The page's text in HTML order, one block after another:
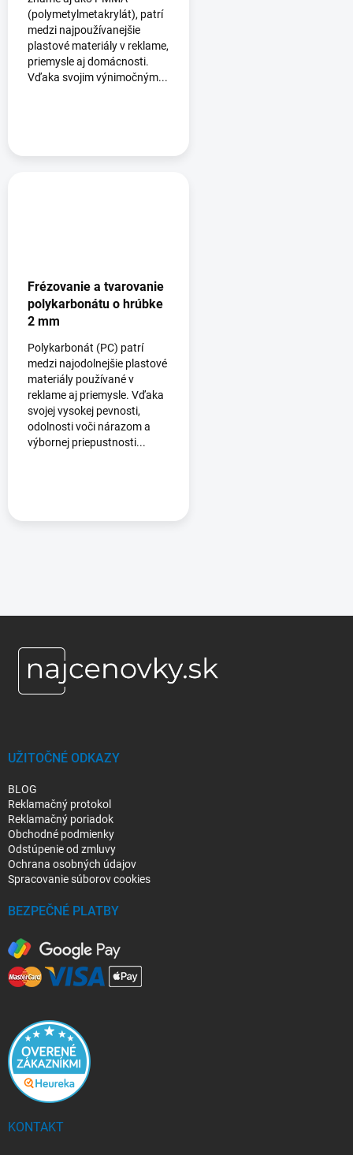
(polymetylmetakrylát), patrí
medzi najpoužívanejšie
plastové materiály v reklame,
priemysle aj domácnosti.
Vďaka svojim výnimočným...
Frézovanie a tvarovanie
polykarbonátu o hrúbke
2 mm
Polykarbonát (PC) patrí
medzi najodolnejšie plastové
materiály používané v
reklame aj priemysle. Vďaka
svojej vysokej pevnosti,
odolnosti voči nárazom a
výbornej priepustnosti...
UŽITOČNÉ ODKAZY
BLOG
Reklamačný protokol
Reklamačný poriadok
Obchodné podmienky
Odstúpenie od zmluvy
Ochrana osobných údajov
Spracovanie súborov cookies
BEZPEČNÉ PLATBY
KONTAKT